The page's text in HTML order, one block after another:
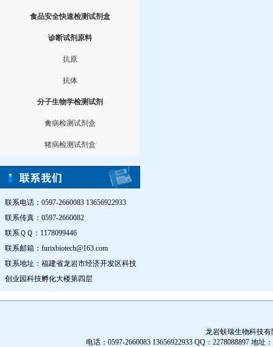
食品安全快速检测试剂盒
诊断试剂原料
抗原
抗体
分子生物学检测试剂
禽病检测试剂盒
猪病检测试剂盒
联系电话：0597-2660083 13656922933
联系传真：0597-2660082
联系ＱＱ：1178099446
联系邮箱：furixbiotech@163.com
联系地址：福建省龙岩市经济开发区科技
创业园科技孵化大楼第四层
龙岩蚨瑞生物科技
电话：0597-2660083 13656922933 QQ：2278088897 地